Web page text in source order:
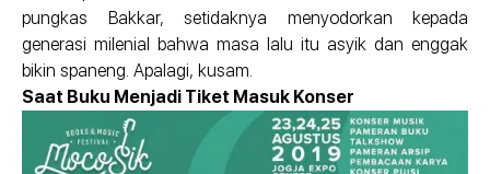
pungkas Bakkar, setidaknya menyodorkan kepada
generasi milenial bahwa masa lalu itu asyik dan enggak
bikin spaneng. Apalagi, kusam.
Saat Buku Menjadi Tiket Masuk Konser